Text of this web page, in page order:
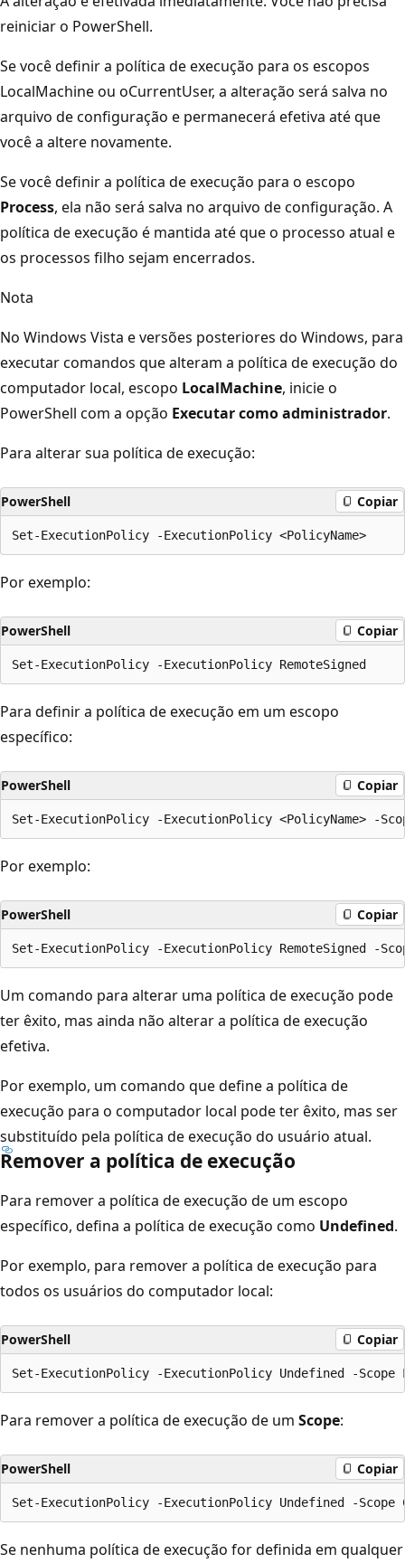
reiniciar o PowerShell.
Se você definir a política de execução para os escopos
LocalMachine ou oCurrentUser, a alteração será salva no
arquivo de configuração e permanecerá efetiva até que
você a altere novamente.
Se você definir a política de execução para o escopo
Process, ela não será salva no arquivo de configuração. A
política de execução é mantida até que o processo atual e
os processos filho sejam encerrados.
Nota
No Windows Vista e versões posteriores do Windows, para
executar comandos que alteram a política de execução do
computador local, escopo LocalMachine, inicie o
PowerShell com a opção Executar como administrador.
Para alterar sua política de execução:
PowerShell Copiar
Por exemplo:
PowerShell Copiar
Para definir a política de execução em um escopo
específico:
PowerShell Copiar
Por exemplo:
PowerShell Copiar
Um comando para alterar uma política de execução pode
ter êxito, mas ainda não alterar a política de execução
efetiva.
Por exemplo, um comando que define a política de
execução para o computador local pode ter êxito, mas ser
substituído pela política de execução do usuário atual.
Remover a política de execução
Para remover a política de execução de um escopo
específico, defina a política de execução como Undefined.
Por exemplo, para remover a política de execução para
todos os usuários do computador local:
PowerShell Copiar
Para remover a política de execução de um Scope:
PowerShell Copiar
Se nenhuma política de execução for definida em qualquer